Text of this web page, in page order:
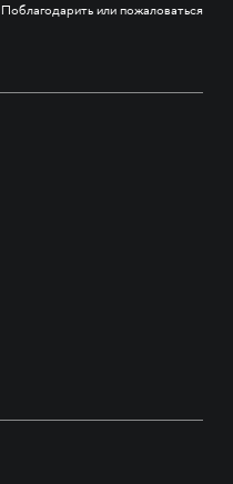
Поблагодарить или пожаловаться